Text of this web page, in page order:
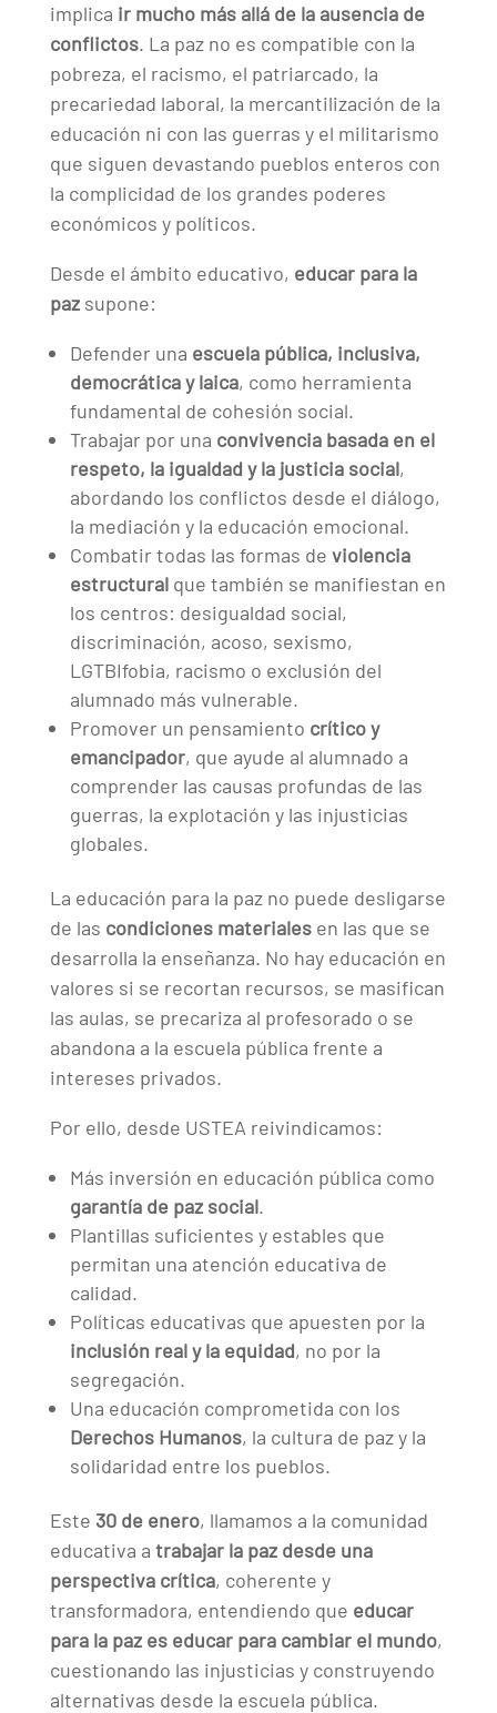
implica ir mucho más allá de la ausencia de
conflictos. La paz no es compatible con la
pobreza, el racismo, el patriarcado, la
precariedad laboral, la mercantilización de la
educación ni con las guerras y el militarismo
que siguen devastando pueblos enteros con
la complicidad de los grandes poderes
económicos y políticos.
Desde el ámbito educativo, educar para la
pazsupone:
Defender una escuela pública, inclusiva,
democrática y laica, como herramienta
fundamental de cohesión social.
Trabajar por una convivencia basada en el
respeto, la igualdad y la justicia social,
abordando los conflictos desde el diálogo,
la mediación y la educación emocional.
Combatir todas las formas de violencia
estructuralque también se manifiestan en
los centros: desigualdad social,
discriminación, acoso, sexismo,
LGTBIfobia, racismo o exclusión del
alumnado más vulnerable.
Promover un pensamiento crítico y
emancipador, que ayude al alumnado a
comprender las causas profundas de las
guerras, la explotación y las injusticias
globales.
La educación para la paz no puede desligarse
de las condiciones materialesen las que se
desarrolla la enseñanza. No hay educación en
valores si se recortan recursos, se masifican
las aulas, se precariza al profesorado o se
abandona a la escuela pública frente a
intereses privados.
Por ello, desde USTEA reivindicamos:
Más inversión en educación pública como
garantía de paz social.
Plantillas suficientes y estables que
permitan una atención educativa de
calidad.
Políticas educativas que apuesten por la
inclusión real y la equidad, no por la
segregación.
Una educación comprometida con los
Derechos Humanos, la cultura de paz y la
solidaridad entre los pueblos.
Este 30 de enero, llamamos a la comunidad
educativa a trabajar la paz desde una
perspectiva crítica, coherente y
transformadora, entendiendo que educar
para la paz es educar para cambiar el mundo,
cuestionando las injusticias y construyendo
alternativas desde la escuela pública.